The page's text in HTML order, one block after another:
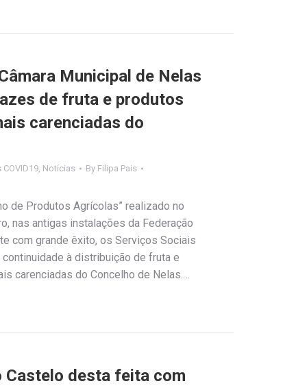
Municipal de Nelas
de fruta e produtos
carenciadas do
COVID19, Notícias By Filipa Pais
de Produtos Agrícolas” realizado no
nas antigas instalações da Federação
com grande êxito, os Serviços Sociais
à distribuição de fruta e
carenciadas do Concelho de Nelas.…
Castelo desta feita com